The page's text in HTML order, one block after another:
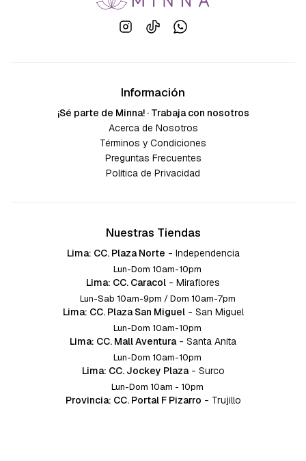
Información
¡Sé parte de Minna! · Trabaja con nosotros
Acerca de Nosotros
Términos y Condiciones
Preguntas Frecuentes
Política de Privacidad
Nuestras Tiendas
Lima: CC. Plaza Norte - Independencia
Lun-Dom 10am-10pm
Lima: CC. Caracol - Miraflores
Lun-Sab 10am-9pm / Dom 10am-7pm
Lima: CC. Plaza San Miguel - San Miguel
Lun-Dom 10am-10pm
Lima: CC. Mall Aventura - Santa Anita
Lun-Dom 10am-10pm
Lima: CC. Jockey Plaza - Surco
Lun-Dom 10am - 10pm
Provincia: CC. Portal F Pizarro - Trujillo